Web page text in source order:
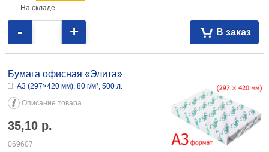
На складе
В заказ
- +
Бумага офисная «Элита»
А3 (297×420 мм), 80 г/м², 500 л.
Описание товара
35,10 р.
069607